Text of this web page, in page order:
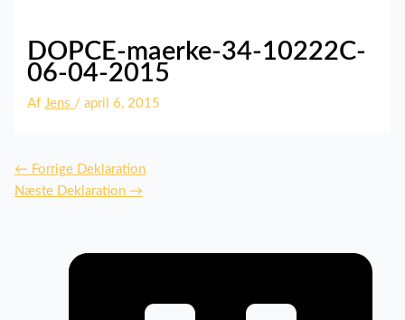
DOPCE-maerke-34-10222C-
06-04-2015
AfJens /april 6, 2015
← Forrige Deklaration
Næste Deklaration →